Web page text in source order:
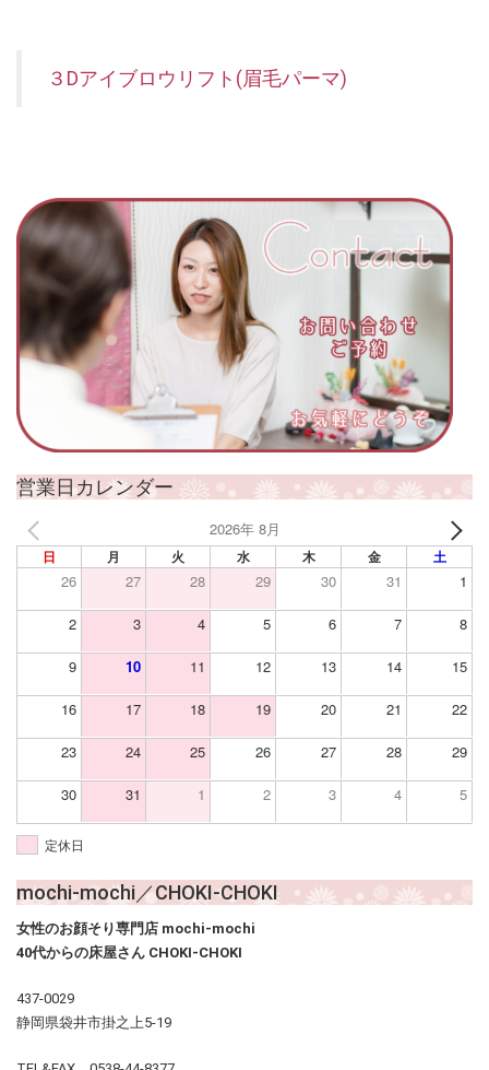
３Dアイブロウリフト(眉毛パーマ)
営業日カレンダー
2026年 8月
日 月 火 水 木 金 土
26 27 28 29 30 31 1
2 3 4 5 6 7 8
9 10 11 12 13 14 15
16 17 18 19 20 21 22
23 24 25 26 27 28 29
30 31 1 2 3 4 5
定休日
mochi-mochi／CHOKI-CHOKI
女性のお顔そり専門店 mochi-mochi
40代からの床屋さん CHOKI-CHOKI
437-0029
静岡県袋井市掛之上5-19